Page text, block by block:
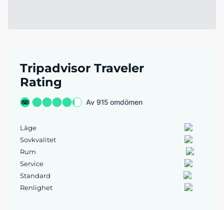
Tripadvisor Traveler
Rating
Av 915 omdömen
Läge
Sovkvalitet
Rum
Service
Standard
Renlighet